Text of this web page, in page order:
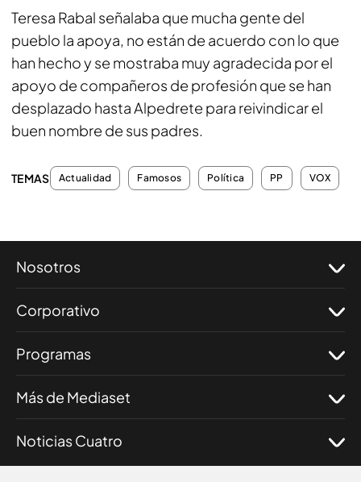
Teresa Rabal señalaba que mucha gente del
pueblo la apoya, no están de acuerdo con lo que
han hecho y se mostraba muy agradecida por el
apoyo de compañeros de profesión que se han
desplazado hasta Alpedrete para reivindicar el
buen nombre de sus padres.
TEMAS Actualidad Famosos Política PP VOX
Nosotros
Corporativo
Programas
Más de Mediaset
Noticias Cuatro